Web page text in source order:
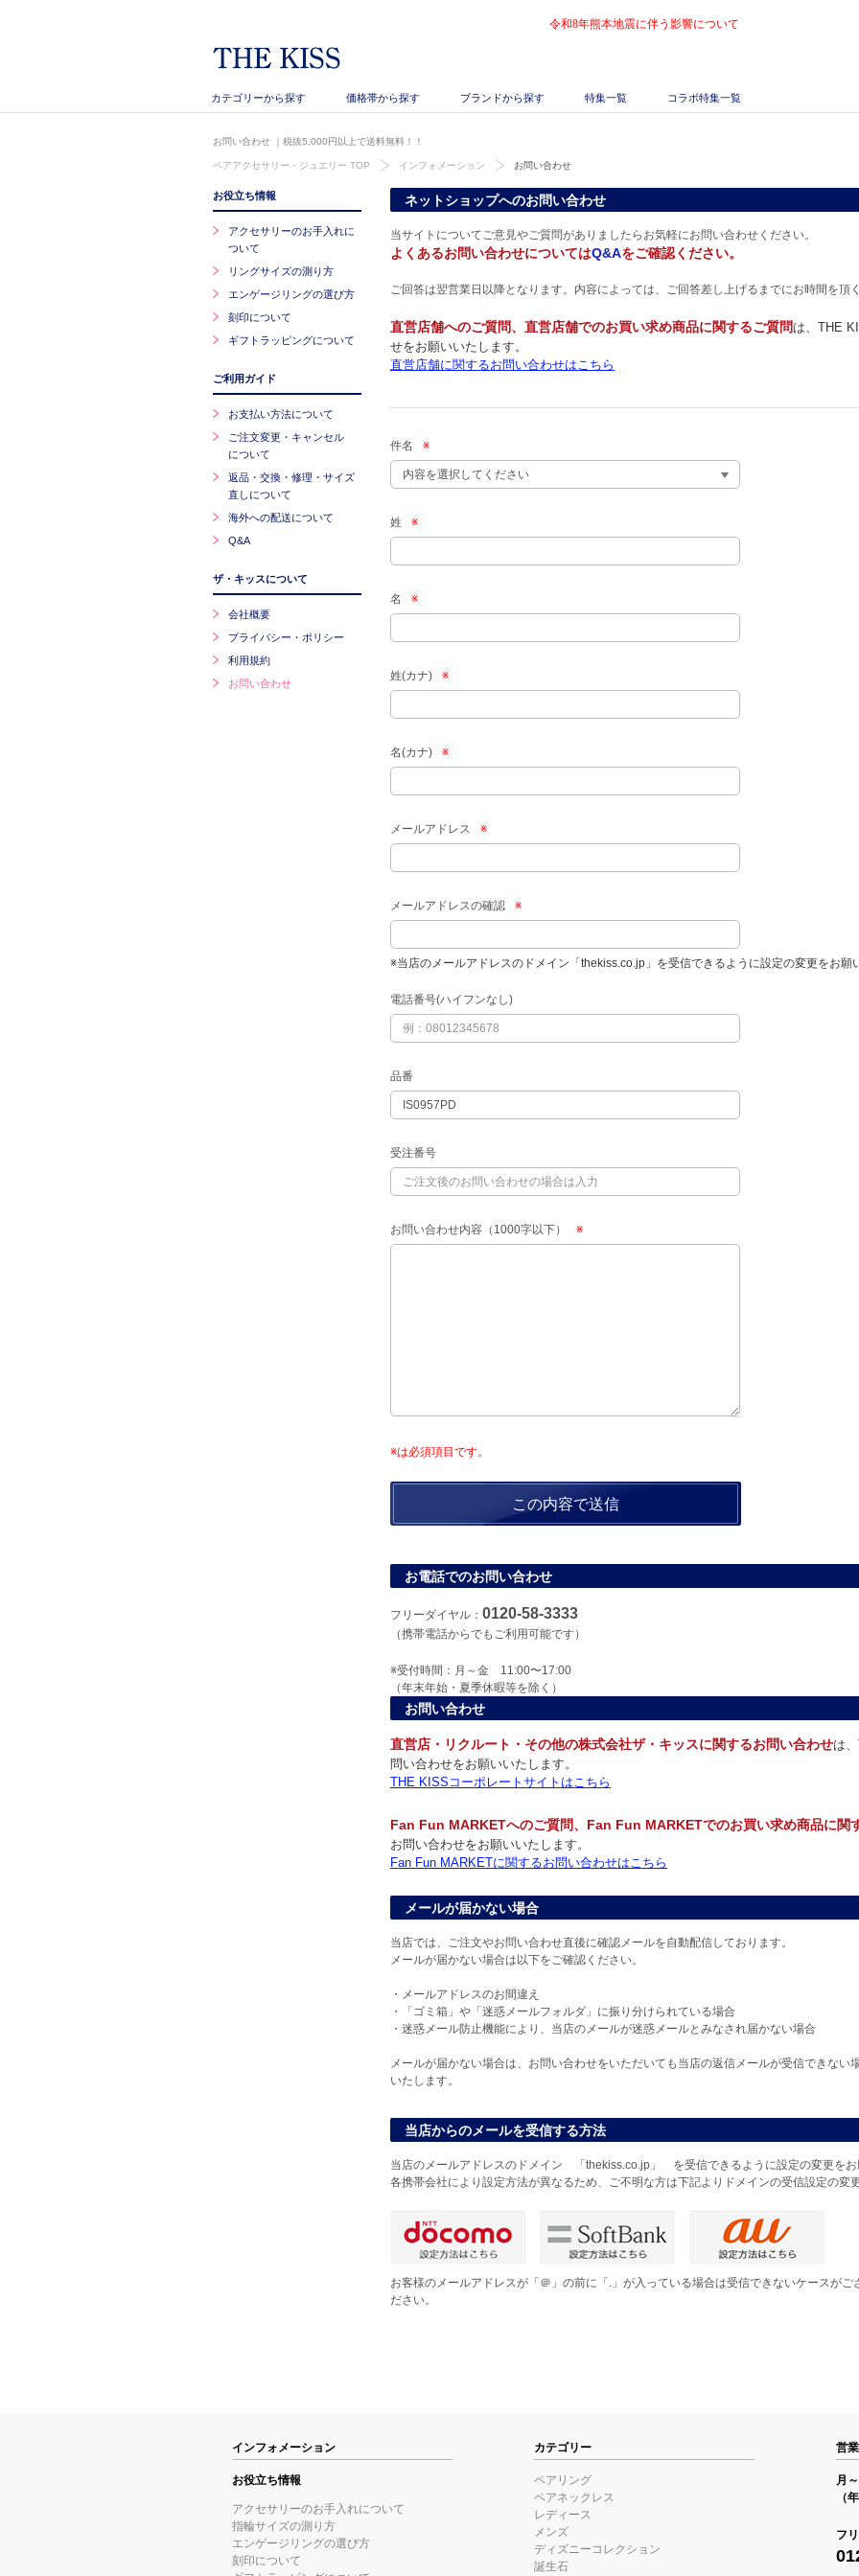
令和8年熊本地震に伴う影響について
カテゴリーから探す 価格帯から探す ブランドから探す 特集一覧 コラボ特集一覧
お問い合わせ ｜税抜5,000円以上で送料無料！！
ペアアクセサリー・ジュエリー TOP インフォメーション お問い合わせ
ネットショップへのお問い合わせ
当サイトについてご意見やご質問がありましたらお気軽にお問い合わせください。
よくあるお問い合わせについてはQ&Aをご確認ください。
ご回答は翌営業日以降となります。内容によっては、ご回答差し上げるまでにお時間を頂
直営店舗へのご質問、直営店舗でのお買い求め商品に関するご質問 は、THE
せをお願いいたします。
直営店舗に関するお問い合わせはこちら
件名 ※
姓 ※
名 ※
姓(カナ) ※
名(カナ) ※
メールアドレス ※
メールアドレスの確認 ※
※当店のメールアドレスのドメイン「thekiss.co.jp」を受信できるように設定の変更をお願
電話番号(ハイフンなし)
品番
受注番号
お問い合わせ内容（1000字以下） ※
※は必須項目です。
お電話でのお問い合わせ
フリーダイヤル： 0120-58-3333
（携帯電話からでもご利用可能です）
※受付時間：月～金 11:00〜17:00
（年末年始・夏季休暇等を除く）
お問い合わせ
直営店・リクルート・その他の株式会社ザ・キッスに関するお問い合わせは
問い合わせをお願いいたします。
THE KISSコーポレートサイトはこちら
Fan Fun MARKETへのご質問、Fan Fun MARKETでのお買い求め商品に関
お問い合わせをお願いいたします。
Fan Fun MARKETに関するお問い合わせはこちら
メールが届かない場合
当店では、ご注文やお問い合わせ直後に確認メールを自動配信しております。
メールが届かない場合は以下をご確認ください。
・メールアドレスのお間違え
・「ゴミ箱」や「迷惑メールフォルダ」に振り分けられている場合
・迷惑メール防止機能により、当店のメールが迷惑メールとみなされ届かない場合
メールが届かない場合は、お問い合わせをいただいても当店の返信メールが受信できない
いたします。
当店からのメールを受信する方法
当店のメールアドレスのドメイン 「thekiss.co.jp」 を受信できるように設定の変更をお
各携帯会社により設定方法が異なるため、ご不明な方は下記よりドメインの受信設定の変
お客様のメールアドレスが「＠」の前に「.」が入っている場合は受信できないケースがご
ださい。
お役立ち情報
アクセサリーのお手入れに
ついて
リングサイズの測り方
エンゲージリングの選び方
刻印について
ギフトラッピングについて
ご利用ガイド
お支払い方法について
ご注文変更・キャンセル
について
返品・交換・修理・サイズ
直しについて
海外への配送について
Q&A
ザ・キッスについて
会社概要
プライバシー・ポリシー
利用規約
お問い合わせ
インフォメーション
お役立ち情報
アクセサリーのお手入れについて
指輪サイズの測り方
エンゲージリングの選び方
刻印について
カテゴリー
ペアリング
ペアネックレス
レディース
メンズ
ディズニーコレクション
誕生石
営
月
（
フ